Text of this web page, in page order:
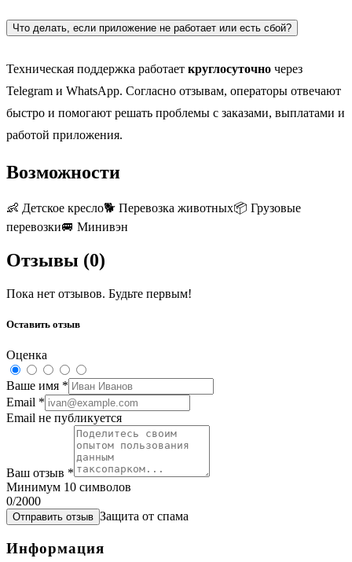
Что делать, если приложение не работает или есть сбой?
Техническая поддержка работает круглосуточно через
Telegram и WhatsApp. Согласно отзывам, операторы отвечают
быстро и помогают решать проблемы с заказами, выплатами и
работой приложения.
Возможности
👶 Детское кресло🐕 Перевозка животных📦 Грузовые
перевозки🚐 Минивэн
Отзывы (0)
Пока нет отзывов. Будьте первым!
Оставить отзыв
Оценка
Ваше имя *
Email *
Email не публикуется
Ваш отзыв *
Минимум 10 символов
0/2000
Отправить отзыв Защита от спама
Информация